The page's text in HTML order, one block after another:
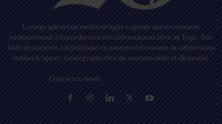
Lomegraph est un média en ligne togolais qui se consacre
exclusivement à la production des informations liées au Togo. Des
faits de sociétés à la politique en passant l’économie, la culture sans
oublier le sport ; Lomegraph offre un contenu riche et diversifié.
Contactez-nous: